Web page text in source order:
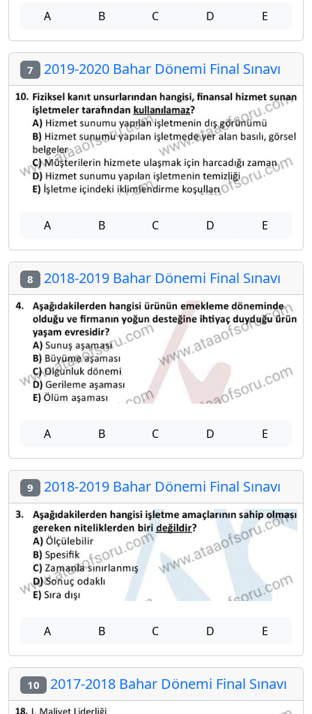
A B C D E
7 2019-2020 Bahar Dönemi Final Sınavı
A B C D E
8 2018-2019 Bahar Dönemi Final Sınavı
A B C D E
9 2018-2019 Bahar Dönemi Final Sınavı
A B C D E
10 2017-2018 Bahar Dönemi Final Sınavı